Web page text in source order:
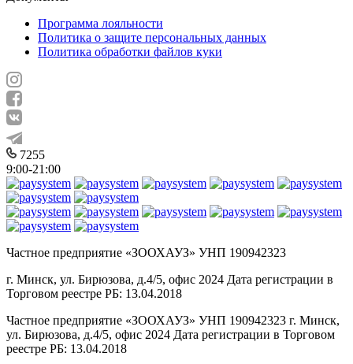
Программа лояльности
Политика о защите персональных данных
Политика обработки файлов куки
7255
9:00-21:00
Частное предприятие «ЗООХАУЗ» УНП 190942323
г. Минск, ул. Бирюзова, д.4/5, офис 2024 Дата регистрации в
Торговом реестре РБ: 13.04.2018
Частное предприятие «ЗООХАУЗ» УНП 190942323 г. Минск,
ул. Бирюзова, д.4/5, офис 2024 Дата регистрации в Торговом
реестре РБ: 13.04.2018